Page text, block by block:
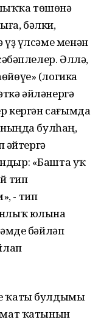
төшөнә
бәлки,
үҙ үлсәме менән
Әллә,
(логика
әйләнергә
кергән сағымда
булһаң,
әйтергә
«Башта уҡ
тип
- тип
юлына
бәйләп
ҡаты булдымы
ҡатынын